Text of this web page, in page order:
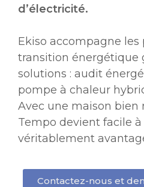
d’électricité.
Ekiso accompagne
transition énergétique
solutions : audit
pompe à chaleur
Avec une maison bien
Tempo devient facile
véritablement
Contactez-nous et